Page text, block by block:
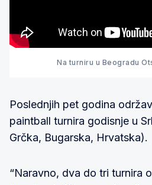
Na turniru u Beogradu
Poslednjih pet godina
paintball turnira godisnje u
Grčka, Bugarska, Hrvatska).
“Naravno, dva do tri turnira